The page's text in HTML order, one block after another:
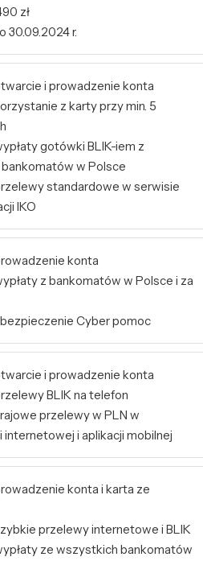
zł
30.09.2024 r.
i prowadzenie konta
z karty przy min. 5
gotówki BLIK-iem z
w Polsce
standardowe w serwisie
IKO
konta
z bankomatów w Polsce i za
Cyber pomoc
i prowadzenie konta
BLIK na telefon
przelewy w PLN w
internetowej i aplikacji mobilnej
konta i karta ze
przelewy internetowe i BLIK
ze wszystkich bankomatów